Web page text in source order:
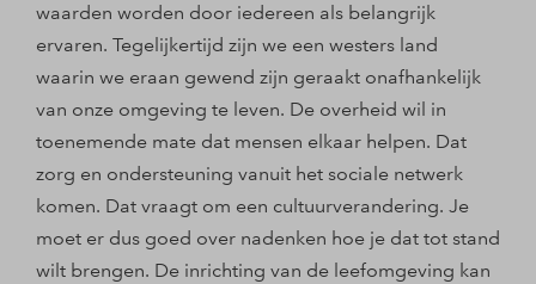
waarden worden door iedereen als belangrijk
ervaren. Tegelijkertijd zijn we een westers land
waarin we eraan gewend zijn geraakt onafhankelijk
van onze omgeving te leven. De overheid wil in
toenemende mate dat mensen elkaar helpen. Dat
zorg en ondersteuning vanuit het sociale netwerk
komen. Dat vraagt om een cultuurverandering. Je
moet er dus goed over nadenken hoe je dat tot stand
wilt brengen. De inrichting van de leefomgeving kan